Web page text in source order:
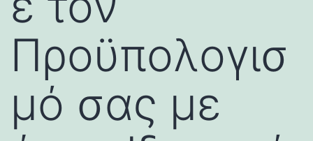
Προϋπολογισ
μό σας με